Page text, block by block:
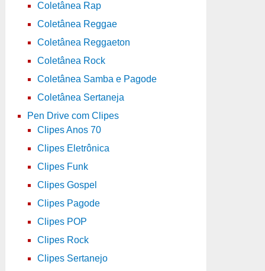
Coletânea Rap
Coletânea Reggae
Coletânea Reggaeton
Coletânea Rock
Coletânea Samba e Pagode
Coletânea Sertaneja
Pen Drive com Clipes
Clipes Anos 70
Clipes Eletrônica
Clipes Funk
Clipes Gospel
Clipes Pagode
Clipes POP
Clipes Rock
Clipes Sertanejo